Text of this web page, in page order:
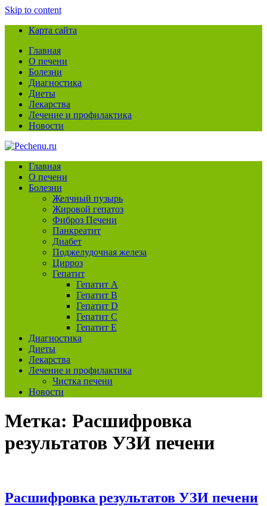
Skip to content
Карта сайта
Главная
О печени
Болезни
Диагностика
Диеты
Лекарства
Лечение и профилактика
Новости
Главная
О печени
Болезни
Желчный пузырь
Жировой гепатоз
Фиброз Печени
Панкреатит
Диабет
Поджелудочная железа
Цирроз
Гепатит
Гепатит А
Гепатит B
Гепатит D
Гепатит С
Гепатит E
Диагностика
Диеты
Лекарства
Лечение и профилактика
Чистка печени
Новости
Метка: Расшифровка
результатов УЗИ печени
Расшифровка результатов УЗИ печени